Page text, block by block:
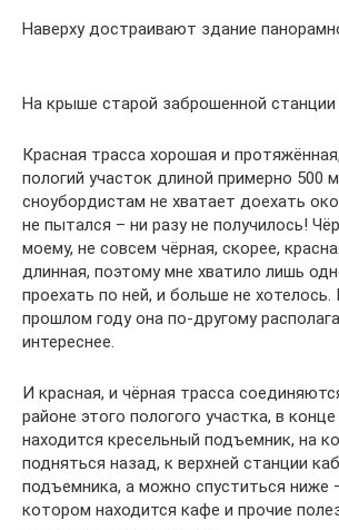
Наверху достраивают здание
На крыше старой заброшенной станции
Красная трасса хорошая и
пологий участок длиной примерно 500
сноубордистам не хватает доехать
не пытался – ни разу не получилось!
моему, не совсем чёрная, скорее,
длинная, поэтому мне хватило лишь
проехать по ней, и больше не хотелось.
прошлом году она по-другому
интереснее.
И красная, и чёрная трасса
районе этого пологого участка, в
находится кресельный подъемник, на
подняться назад, к верхней станции
подъемника, а можно спуститься ниже
котором находится кафе и прочие